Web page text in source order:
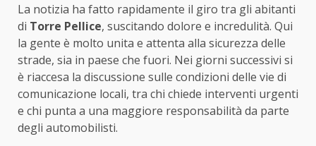
La notizia ha fatto rapidamente il giro tra gli abitanti
di Torre Pellice, suscitando dolore e incredulità. Qui
la gente è molto unita e attenta alla sicurezza delle
strade, sia in paese che fuori. Nei giorni successivi si
è riaccesa la discussione sulle condizioni delle vie di
comunicazione locali, tra chi chiede interventi urgenti
e chi punta a una maggiore responsabilità da parte
degli automobilisti.